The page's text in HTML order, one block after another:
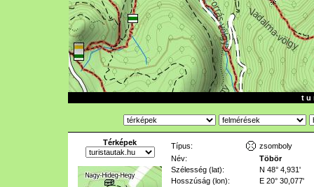
t u
Térképek Típus:
zsomboly
Név:
Töbör
Szélesség (lat):
N 48° 4,931'
Hosszúság (lon):
E 20° 30,077'